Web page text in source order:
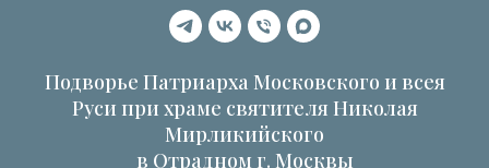
Подворье Патриарха Московского и всея
Руси при храме святителя Николая
Мирликийского
в Отрадном г. Москвы